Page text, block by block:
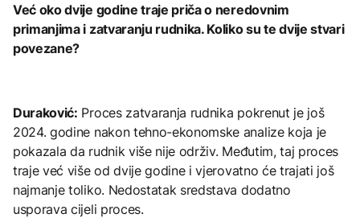
Već oko dvije godine traje priča o neredovnim
primanjima i zatvaranju rudnika. Koliko su te dvije stvari
povezane?
Duraković: Proces zatvaranja rudnika pokrenut je još
2024. godine nakon tehno-ekonomske analize koja je
pokazala da rudnik više nije održiv. Međutim, taj proces
traje već više od dvije godine i vjerovatno će trajati još
najmanje toliko. Nedostatak sredstava dodatno
usporava cijeli proces.